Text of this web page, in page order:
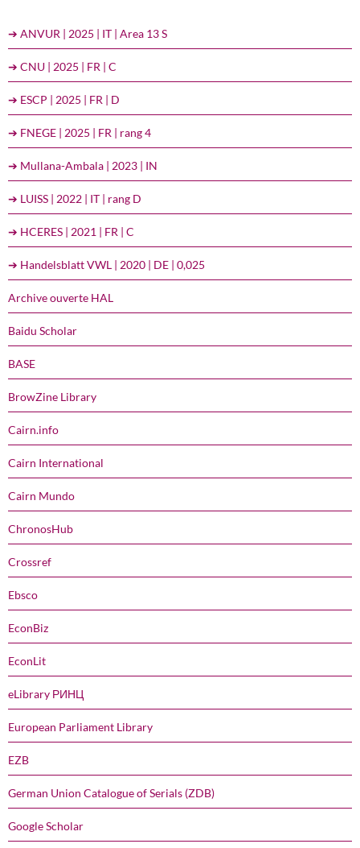
➔ ANVUR | 2025 | IT | Area 13 S
➔ CNU | 2025 | FR | C
➔ ESCP | 2025 | FR | D
➔ FNEGE | 2025 | FR | rang 4
➔ Mullana-Ambala | 2023 | IN
➔ LUISS | 2022 | IT | rang D
➔ HCERES | 2021 | FR | C
➔ Handelsblatt VWL | 2020 | DE | 0,025
Archive ouverte HAL
Baidu Scholar
BASE
BrowZine Library
Cairn.info
Cairn International
Cairn Mundo
ChronosHub
Crossref
Ebsco
EconBiz
EconLit
eLibrary РИНЦ
European Parliament Library
EZB
German Union Catalogue of Serials (ZDB)
Google Scholar